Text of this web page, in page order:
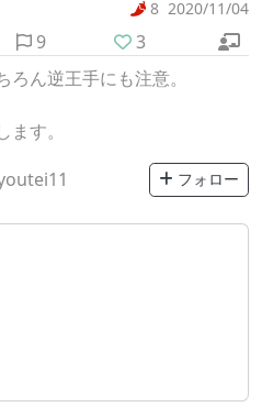
8 2020/11/04
9
3
ん逆王手にも注意。
す。
フォロー